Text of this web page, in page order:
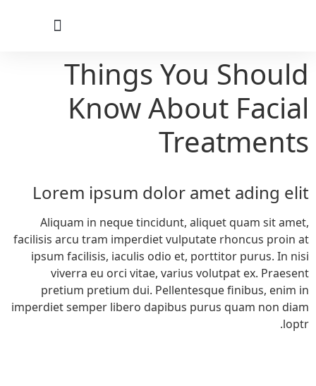
Things You Should
Know About Facial
Treatments
Lorem ipsum dolor amet ading elit
Aliquam in neque tincidunt, aliquet quam sit amet,
facilisis arcu tram imperdiet vulputate rhoncus proin at
ipsum facilisis, iaculis odio et, porttitor purus. In nisi
viverra eu orci vitae, varius volutpat ex. Praesent
pretium pretium dui. Pellentesque finibus, enim in
imperdiet semper libero dapibus purus quam non diam
loptr.